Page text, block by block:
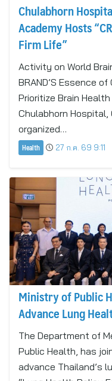
Chulabhorn
Academy Hosts
Firm Life”
Activity on World
BRAND’S Essence
Prioritize Brain
Chulabhorn Hospital,
organized…
Health 27 ก.ค. 69 9:11
Ministry of Public
Advance Lung
The Department of
Public Health, has
advance Thailand’s